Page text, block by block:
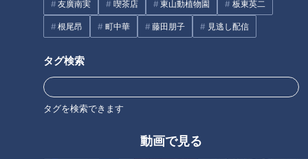
友廣南実 喫茶店 東山動植物園 板東英二
根尾昂 町中華 藤田朋子 見逃し配信
タグ検索
タグを検索できます
動画で見る
オススメ関連コンテンツ
ショート動画も小出しで行きま
いた？中村アナが登場 #中村ア
ナ #福島アナ #ウラオモテレビ